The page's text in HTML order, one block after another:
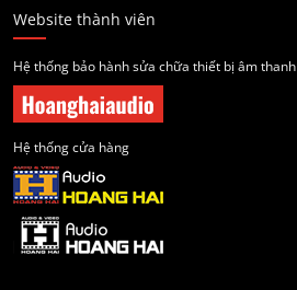
Website thành viên
Hệ thống bảo hành sửa chữa thiết bị âm thanh
Hệ thống cửa hàng